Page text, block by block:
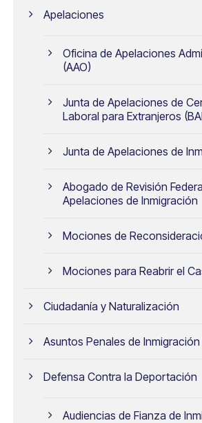
Apelaciones
Oficina de Apelaciones
(AAO)
Junta de Apelaciones de
Laboral para Extranjeros
Junta de Apelaciones de
Abogado de Revisión
Apelaciones de Inmigración
Mociones de
Mociones para Reabrir el
Ciudadanía y Naturalización
Asuntos Penales de
Defensa Contra la Deportación
Audiencias de Fianza de